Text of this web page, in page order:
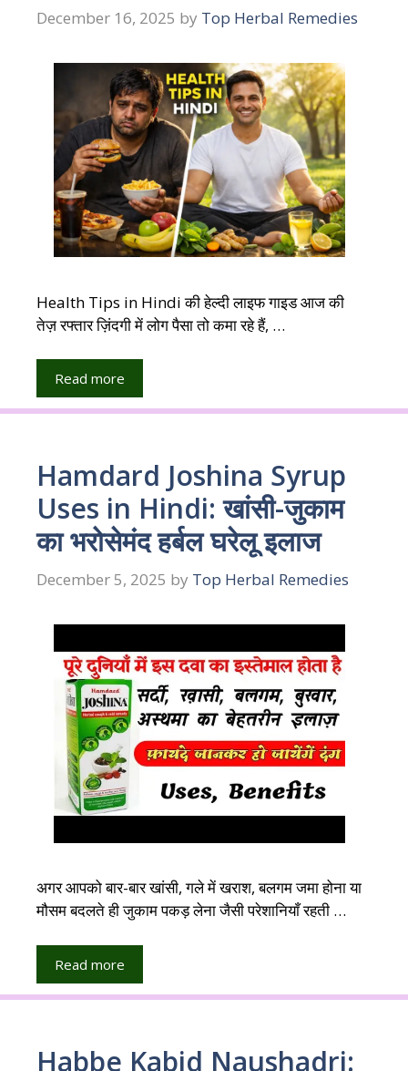
December 16, 2025 by Top Herbal Remedies
Health Tips in Hindi की हेल्दी लाइफ गाइड आज की
तेज़ रफ्तार ज़िंदगी में लोग पैसा तो कमा रहे हैं, …
Read more
Hamdard Joshina Syrup
Uses in Hindi: खांसी-जुकाम
का भरोसेमंद हर्बल घरेलू इलाज
December 5, 2025 by Top Herbal Remedies
अगर आपको बार-बार खांसी, गले में खराश, बलगम जमा होना या
मौसम बदलते ही जुकाम पकड़ लेना जैसी परेशानियाँ रहती …
Read more
Habbe Kabid Naushadri: